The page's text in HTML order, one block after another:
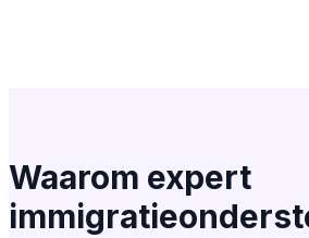
Goed gedaan!
Waarom expert